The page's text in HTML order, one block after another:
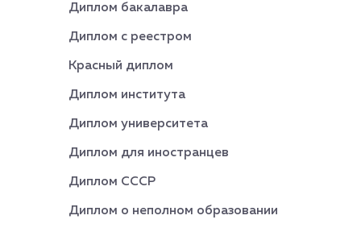
Диплом бакалавра
Диплом с реестром
Красный диплом
Диплом института
Диплом университета
Диплом для иностранцев
Диплом СССР
Диплом о неполном образовании